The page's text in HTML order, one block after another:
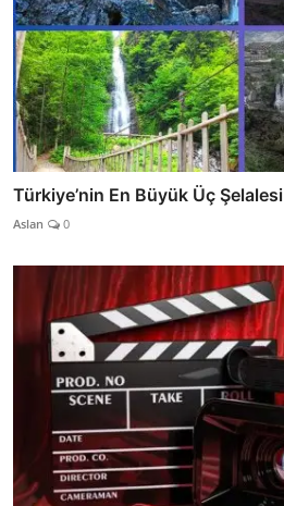
Türkiye’nin En Büyük Üç Şelalesi
Aslan 0